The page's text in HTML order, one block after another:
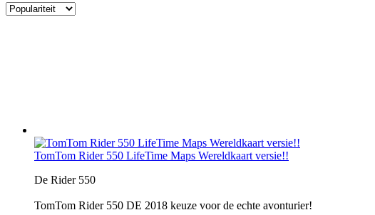
TomTom Rider 550 LifeTime Maps Wereldkaart versie!!
De Rider 550
TomTom Rider 550 DE 2018 keuze voor de echte avonturier!